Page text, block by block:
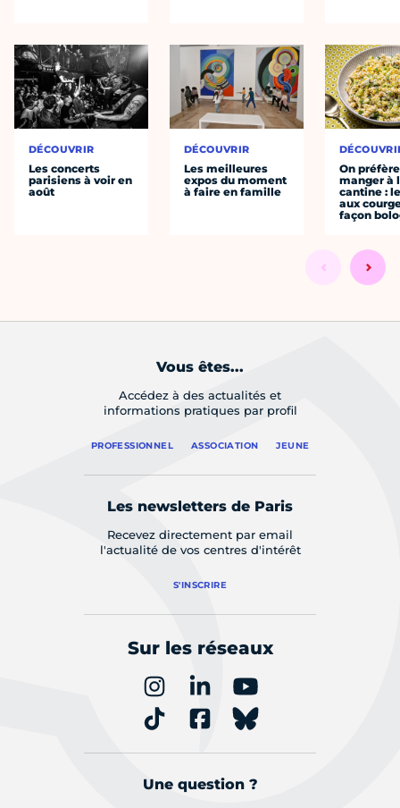
DÉCOUVRIR
Les concerts
parisiens à voir en
août
DÉCOUVRIR
Les meilleures
expos du moment
à faire en famille
On préfère
manger à
cantine :
aux
façon
Vous êtes...
Accédez à des actualités et
informations pratiques par profil
PROFESSIONNEL ASSOCIATION JEUNE
Les newsletters de Paris
Recevez directement par email
l'actualité de vos centres d'intérêt
S'INSCRIRE
Sur les réseaux
Une question ?